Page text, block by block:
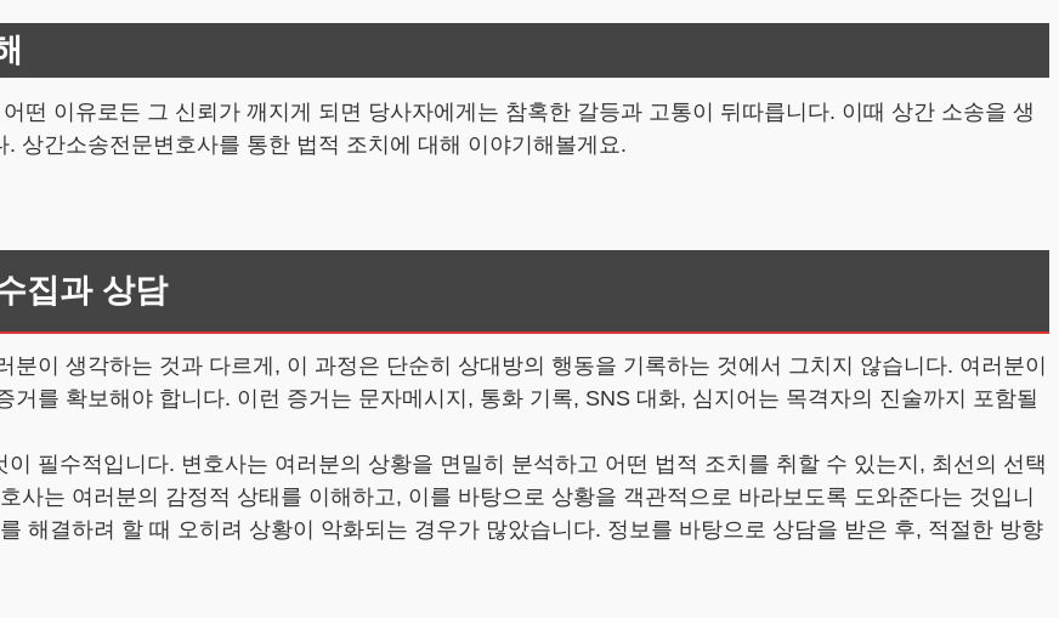
떤 이유로든 그 신뢰가 깨지게 되면 당사자에게는 참혹한 갈등과 고통이 뒤따릅니다. 이때 상간 소송을 생
상간소송전문변호사를 통한 법적 조치에 대해 이야기해볼게요.
집과 상담
이 생각하는 것과 다르게, 이 과정은 단순히 상대방의 행동을 기록하는 것에서 그치지 않습니다. 여러분이
를 확보해야 합니다. 이런 증거는 문자메시지, 통화 기록, SNS 대화, 심지어는 목격자의 진술까지 포함될
필수적입니다. 변호사는 여러분의 상황을 면밀히 분석하고 어떤 법적 조치를 취할 수 있는지, 최선의 선택
사는 여러분의 감정적 상태를 이해하고, 이를 바탕으로 상황을 객관적으로 바라보도록 도와준다는 것입니
해결하려 할 때 오히려 상황이 악화되는 경우가 많았습니다. 정보를 바탕으로 상담을 받은 후, 적절한 방향